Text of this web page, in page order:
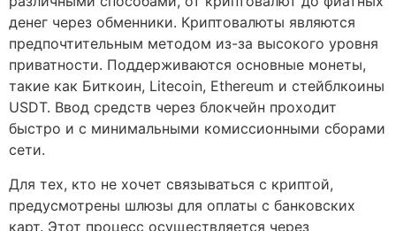
денег через обменники. Криптовалюты являются
предпочтительным методом из-за высокого уровня
приватности. Поддерживаются основные монеты,
такие как Биткоин, Litecoin, Ethereum и стейблкоины
USDT. Ввод средств через блокчейн проходит
быстро и с минимальными комиссионными сборами
сети.
Для тех, кто не хочет связываться с криптой,
предусмотрены шлюзы для оплаты с банковских
карт. Этот процесс осуществляется через